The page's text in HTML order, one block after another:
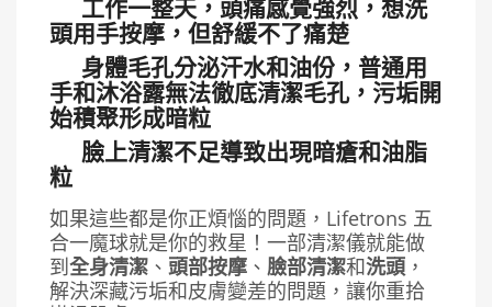
工作一整天，頭痛感覺強烈，想洗
頭用手按摩，但舒緩不了痛楚
身體毛孔分泌汗水和油份，普通用
手和沐浴露無法徹底清潔毛孔，污垢開
始積聚形成暗粒
臉上清潔不足導致出現暗瘡和油脂
粒
如果這些都是你正煩惱的問題，Lifetrons 五
合一魔球就是你的救星！一部清潔儀就能做
到全身清潔 、 頭部按摩 、 臉部清潔和洗頭 ，
解決深藏污垢和皮膚變差的問題，讓你重拾